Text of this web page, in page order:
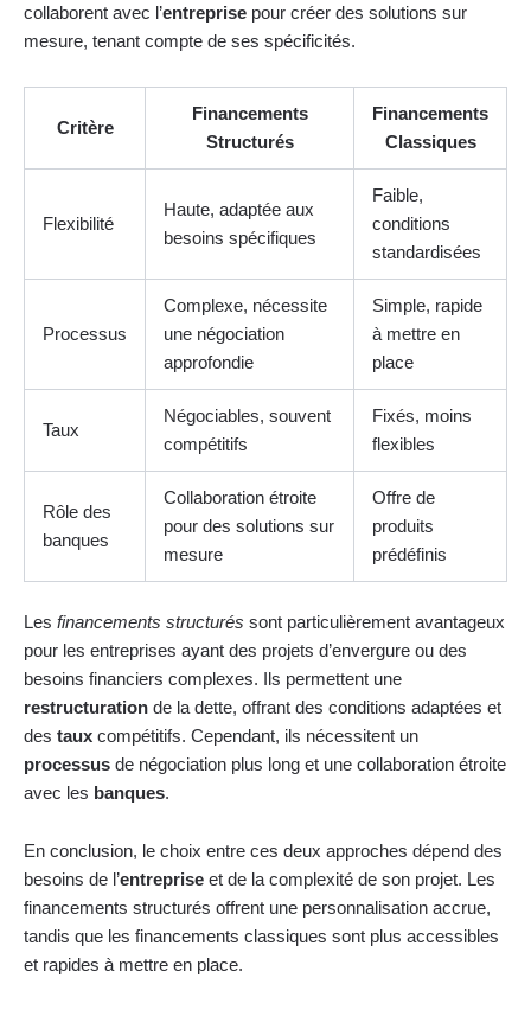
collaborent avec l’entreprise pour créer des solutions sur
mesure, tenant compte de ses spécificités.
Critère
Financements
Structurés
Financements
Classiques
Flexibilité
Haute, adaptée aux
besoins spécifiques
Faible,
conditions
standardisées
Processus
Complexe, nécessite
une négociation
approfondie
Simple, rapide
à mettre en
place
Taux
Négociables, souvent
compétitifs
Fixés, moins
flexibles
Rôle des
banques
Collaboration étroite
pour des solutions sur
mesure
Offre de
produits
prédéfinis
Les financements structurés sont particulièrement avantageux
pour les entreprises ayant des projets d’envergure ou des
besoins financiers complexes. Ils permettent une
restructuration de la dette, offrant des conditions adaptées et
des taux compétitifs. Cependant, ils nécessitent un
processus de négociation plus long et une collaboration étroite
avec les banques.
En conclusion, le choix entre ces deux approches dépend des
besoins de l’entreprise et de la complexité de son projet. Les
financements structurés offrent une personnalisation accrue,
tandis que les financements classiques sont plus accessibles
et rapides à mettre en place.